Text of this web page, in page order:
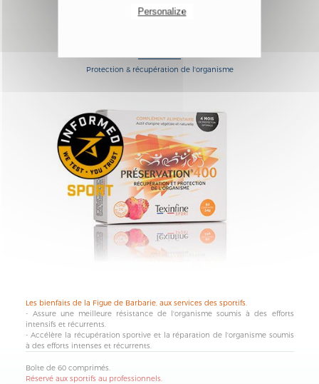
protection & récupération de l'organisme
Les bienfaits de la Figue de Barbarie, aux services des sportifs.
- Assure une meilleure résistancede l'organisme soumis à des efforts
intensifs et récurrents.
- Accélère la récupérationsportive et la réparation de l'organisme soumis
à des efforts intenses et récurrents.
Boîte de 60 comprimés.
Réservé aux sportifs au professionnels.
Personalize